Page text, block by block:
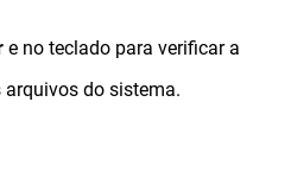
e no teclado para verificar a
arquivos do sistema.